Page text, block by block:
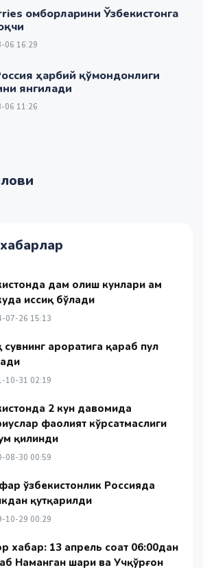
омборларини Ўзбекистонга
06 16:29
ҳарбий қўмондонлиги
янгилади
06 11:26
дам олиш кунлари ҳам
иссиқ бўлади
07-26 15:13
сувнинг ҳароратига қараб пул
10-31 02:19
2 кун давомида
фаолият кўрсатмаслиги
қилинди
08-30 00:59
ўзбекистонлик Россияда
қутқарилди
10-29 00:29
хабар: 13 апрель соат 06:00дан
Наманган шаҳри ва Учқўрғон